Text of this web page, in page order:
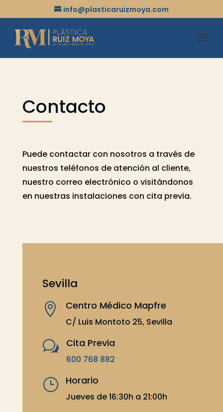
info@plasticaruizmoya.com
Contacto
Puede contactar con nosotros a través de
nuestros teléfonos de atención al cliente,
nuestro correo electrónico o visitándonos
en nuestras instalaciones con cita previa.
Sevilla
 Centro Médico Mapfre
C/ Luis Montoto 25, Sevilla
w Cita Previa
600 768 882
} Horario
Jueves de 16:30h a 21:00h